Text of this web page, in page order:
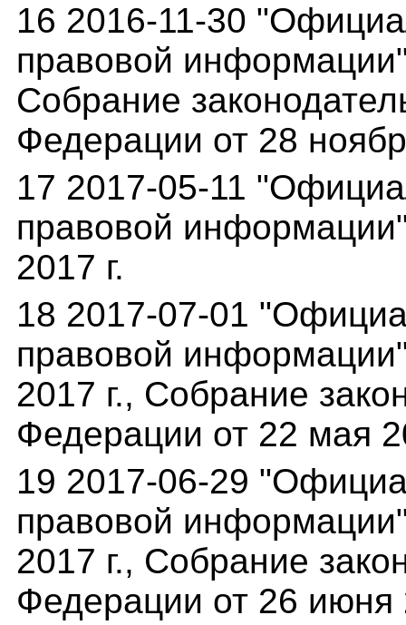
16 2016-11-30
правовой
Собрание
Федерации от 28
17 2017-05-11
правовой
2017 г.
18 2017-07-01
правовой
2017 г., Собрание
Федерации от 22 мая
19 2017-06-29
правовой
2017 г., Собрание
Федерации от 26 июня